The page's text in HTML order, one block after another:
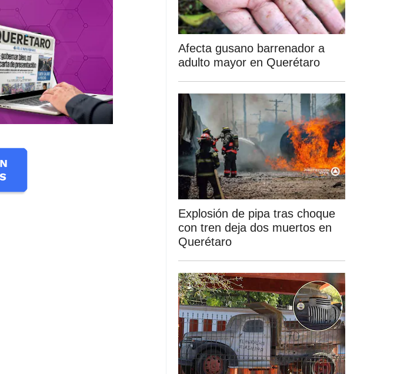
Afecta gusano barrenador a
adulto mayor en Querétaro
Explosión de pipa tras choque
con tren deja dos muertos en
Querétaro